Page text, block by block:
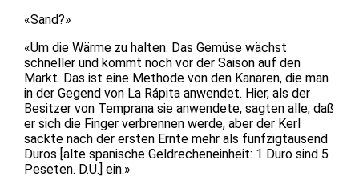
«Sand?»
«Um die Wärme zu halten. Das Gemüse wächst
schneller und kommt noch vor der Saison auf den
Markt. Das ist eine Methode von den Kanaren, die man
in der Gegend von La Rápita anwendet. Hier, als der
Besitzer von Temprana sie anwendete, sagten alle, daß
er sich die Finger verbrennen werde, aber der Kerl
sackte nach der ersten Ernte mehr als fünfzigtausend
Duros [alte spanische Geldrecheneinheit: 1 Duro sind 5
Peseten. D.Ü.] ein.»